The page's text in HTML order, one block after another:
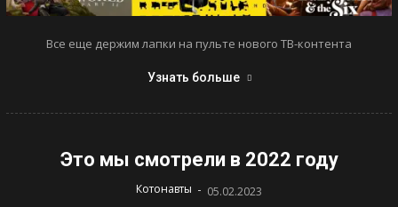
Все еще держим лапки на пульте нового ТВ-контента
Узнать больше
Это мы смотрели в 2022 году
Котонавты - 05.02.2023